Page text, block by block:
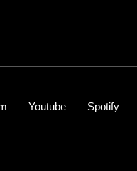
Youtube Spotify